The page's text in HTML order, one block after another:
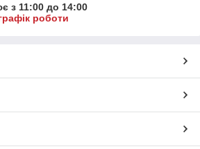
з 11:00 до 14:00
роботи